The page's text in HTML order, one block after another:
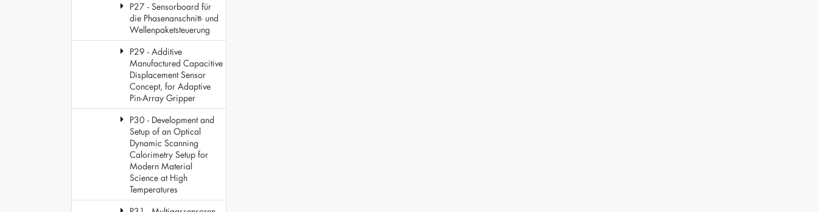
P27 - Sensorboard für
die Phasenanschnitt- und
Wellenpaketsteuerung
P29 - Additive
Manufactured Capacitive
Displacement Sensor
Concept, for Adaptive
Pin-Array Gripper
P30 - Development and
Setup of an Optical
Dynamic Scanning
Calorimetry Setup for
Modern Material
Science at High
Temperatures